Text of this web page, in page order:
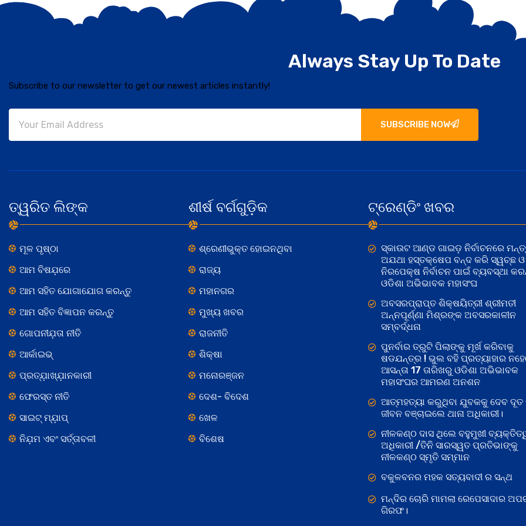
Always Stay Up To Date
Subscribe to our newsletter to get our newest articles instantly!
SUBSCRIBE NOW
ତ୍ୱରିତ ଲିଙ୍କ
ମୂଳ ପୃଷ୍ଠା
ଆମ ବିଷଯ଼ରେ
ଆମ ସହିତ ଯୋଗାଯୋଗ କରନ୍ତୁ
ଆମ ସହିତ ବିଜ୍ଞାପନ କରନ୍ତୁ
ଗୋପନୀଯ଼ତା ନୀତି
ଆର୍କାଇଭ୍
ପ୍ରତ୍ଯ଼ାଖ୍ଯ଼ାନକାରୀ
ଫେରସ୍ତ ନୀତି
ସାଇଟ୍ ମ୍ଯ଼ାପ୍
ନିଯ଼ମ ଏବଂ ସର୍ତ୍ତାବଳୀ
ଶୀର୍ଷ ବର୍ଗଗୁଡ଼ିକ
ଶ୍ରେଣୀଭୁକ୍ତ ହୋଇନଥିବା
ରାଜ୍ୟ
ମହାନଗର
ମୁଖ୍ୟ ଖବର
ରାଜନୀତି
ଶିକ୍ଷା
ମନୋରଞ୍ଜନ
ଦେଶ- ବିଦେଶ
ଖେଳ
ବିଶେଷ
ଟ୍ରେଣ୍ଡିଂ ଖବର
ସ୍କାଉଟ ଆଣ୍ଡ ଗାଇଡ଼ ନିର୍ବାଚନରେ
ଅଯଥା ହସ୍ତକ୍ଷେପ ବନ୍ଦ କରି ସ୍ୱଚ୍ଛ ଓ
ନିରପେକ୍ଷ ନିର୍ବାଚନ ପାଇଁ ବ୍ୟବସ୍ଥା
ଓଡିଶା ଅଭିଭାବକ ମହାସଂଘ
ଅବସରପ୍ରାପ୍ତ ଶିକ୍ଷୟିତ୍ରୀ ଶ୍ରୀମତୀ
ଅନ୍ନପୂର୍ଣ୍ଣା ମିଶ୍ରଙ୍କ ଅବସରକାଳୀନ
ସମ୍ବର୍ଦ୍ଧନା
ପୁନର୍ବାର ତ୍ରୁଟି ପିଲାଙ୍କୁ ମୂର୍ଖ କରିବାକୁ
ଷଡଯନ୍ତ୍ର ! ଭୁଲ ବହି ପ୍ରତ୍ୟାହାର
ଆସନ୍ତା 17 ତାରିଖରୁ ଓଡିଶା ଅଭିଭାବକ
ମହାସଂଘର ଆମରଣ ଅନଶନ
ଆତ୍ମହତ୍ୟା କରୁଥିବା ଯୁବକକୁ ଦେବ ଦୂତ
ଜୀବନ ବଞ୍ଚାଇଲେ ଥାନା ଅଧିକାରୀ।
ନୀଳକଣ୍ଠ ଦାସ ଥିଲେ ବହୁମୁଖୀ
ଅଧିକାରୀ /ତିନି ସାରସ୍ୱତ ପ୍ରତିଭାଙ୍କୁ
ନୀଳକଣ୍ଠ ସ୍ମୃତି ସମ୍ମାନ
ବକୁଳବନର ମହକ ସତ୍ୟବାଦୀ ର ସନ୍ଥ
ମନ୍ଦିର ଚୋରି ମାମଲା ରେପେସାଦାର
ଗିରଫ।